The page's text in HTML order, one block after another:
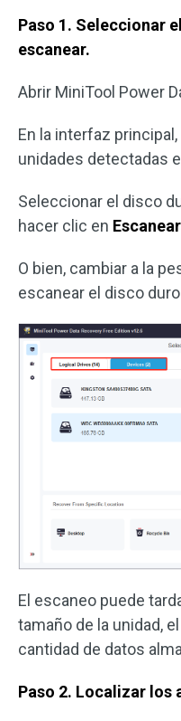
Paso 1. Seleccionar
escanear.
Abrir MiniTool Power
En la interfaz
unidades detectadas
Seleccionar el disco
hacer clic en Escanear
O bien, cambiar a la
escanear el disco
El escaneo puede
tamaño de la unidad,
cantidad de datos
Paso 2. Localizar los